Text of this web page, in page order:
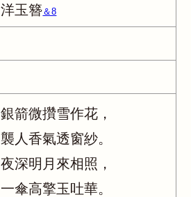
洋玉簪＆8
銀箭微攢雪作花，
襲人香氣透窗紗。
夜深明月來相照，
一傘高擎玉吐華。